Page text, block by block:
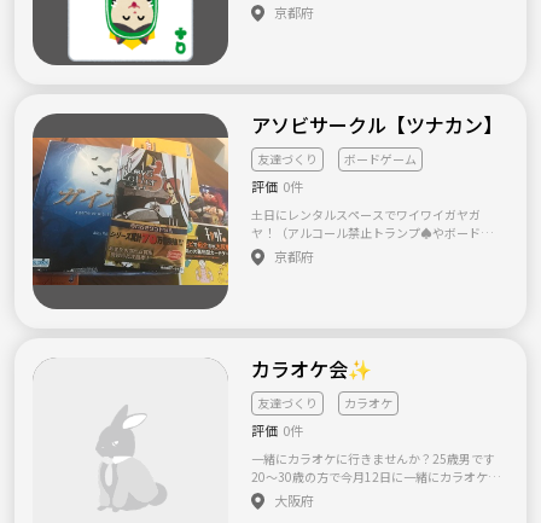
た。 新規立ち上げのため、メンバー募集中で
す(*'▽'*) とりあえずトランプサークルとして
くお願いします⭐️
京都府
アソビサークル【ツナカン】
友達づくり ボードゲーム
評価 0件
土日にレンタルスペースでワイワイガヤガ
ヤ！（アルコール禁止トランプ♠️やボードゲ
ーム（簡単な物）それ以外にも様々なイベン
トや新しいアソビ✨を考えてどんどん実施し
て禁止🚫とさせていただきます！ ツナカン公
式 大富豪ルール📝 階段（同じマーク三枚から
階段革命（同じマーク四枚から 革命有り（ジ
ョーカー使用可 革命返し（革命の数字よりも
強い数字ならそのまま出すことが出来ます。例
10の革命→5の革命返し 8切り ダイヤの3の人
からスタート。 環境に合わせてどんどん変え
ていきます笑！ 一緒にツナカンを作ってくれ
る仲間募集中！
京都府
カラオケ会✨
友達づくり カラオケ
評価 0件
一緒にカラオケに行きませんか？25歳男です
20～30歳の方で今月12日に一緒にカラオケに
行ってくださる方募集します！前回のカラオ
ケ会では5人集まりました！ 場所は西中島南方
大阪府